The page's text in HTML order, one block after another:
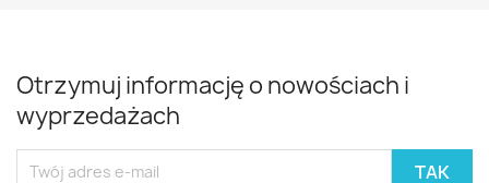
Otrzymuj informację o nowościach i
wyprzedażach